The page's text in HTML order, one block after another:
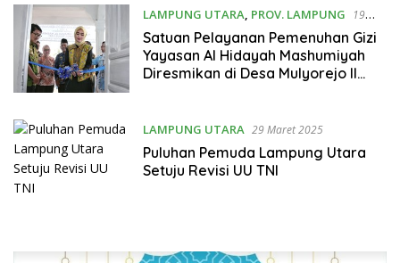
LAMPUNG UTARA, PROV. LAMPUNG
19
September 2025
Satuan Pelayanan Pemenuhan Gizi
Yayasan Al Hidayah Mashumiyah
Diresmikan di Desa Mulyorejo II
LAMPUNG UTARA 29 Maret 2025
Puluhan Pemuda Lampung Utara
Setuju Revisi UU TNI